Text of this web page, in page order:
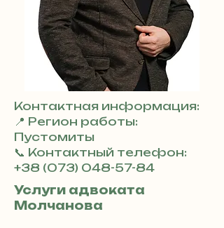
Контактная информация:
📍 Регион работы:
Пустомиты
📞 Контактный телефон:
+38 (073) 048-57-84
Услуги адвоката
Молчановa